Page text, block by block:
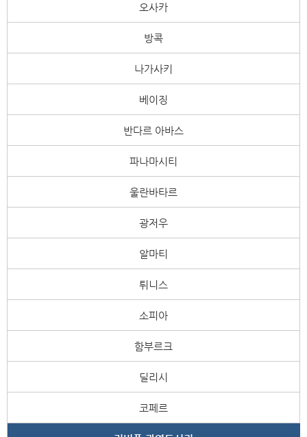
오사카
방콕
나가사키
베이징
반다르 아바스
파나마시티
울란바타르
광저우
알마티
튀니스
소피아
함부르크
딜리시
코페르